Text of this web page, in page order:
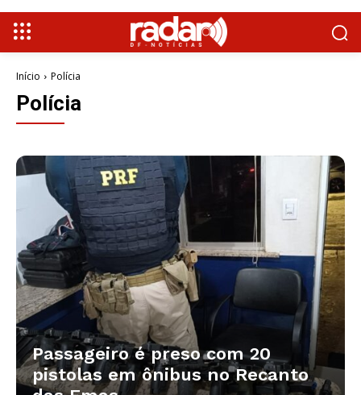
Início Polícia
Polícia
Passageiro é preso com 20
pistolas em ônibus no Recanto